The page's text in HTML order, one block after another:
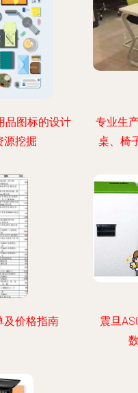
品图标的设计
源挖掘
专业生
桌、椅
及价格指南
震旦